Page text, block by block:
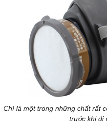
Chì là một trong những chất rất
trước khi đi